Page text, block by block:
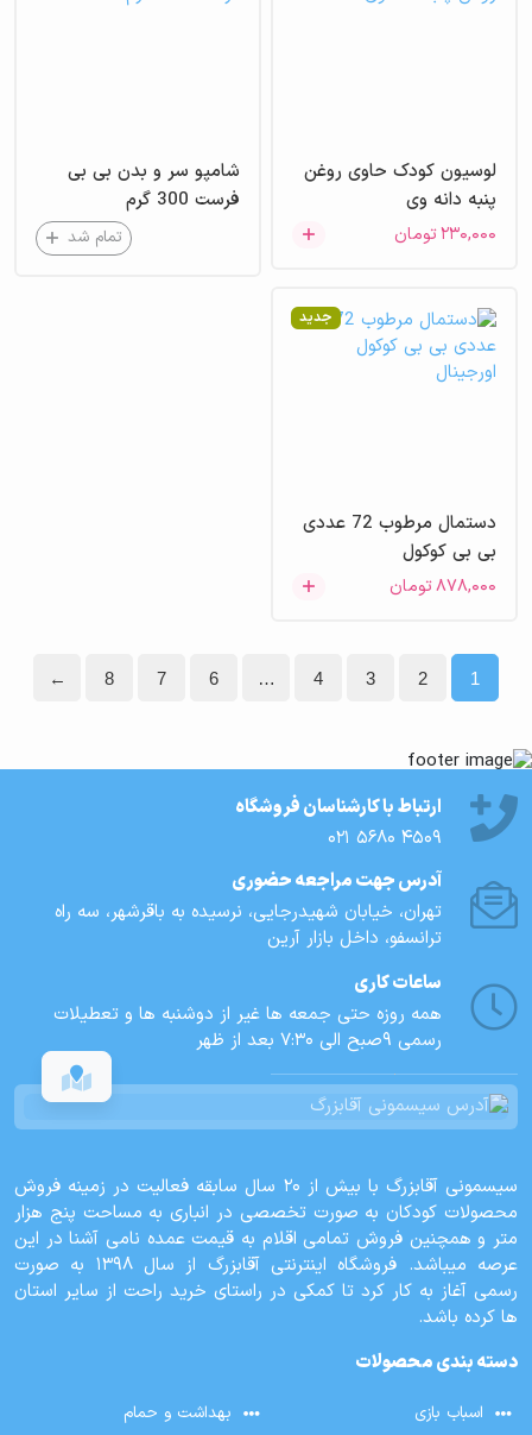
لوسیون کودک حاوی روغن
پنبه دانه وی
۲۳۰,۰۰۰تومان
شامپو سر و بدن بی بی
فرست 300 گرم
تمام شد
جدید
دستمال مرطوب 72 عددی
بی بی کوکول
۸۷۸,۰۰۰تومان
1
2
3
4
…
6
7
8
←
ارتباط با کارشناسان فروشگاه
021 5680 4509
آدرس جهت مراجعه حضوری
تهران، خيابان شهيدرجايى، نرسیده به باقرشهر، سه راه
ترانسفو، داخل بازار آرین
ساعات کاری
همه روزه حتی جمعه ها غیر از دوشنبه ها و تعطیلات
رسمی 9صبح الی 7:30 بعد از ظهر
سیسمونی آقابزرگ با بیش از 20 سال سابقه فعالیت در زمینه فروش
محصولات کودکان به صورت تخصصی در انباری به مساحت پنج هزار
متر و همچنین فروش تمامی اقلام به قیمت عمده نامی آشنا در این
عرصه میباشد. فروشگاه اینترنتی آقابزرگ از سال 1398 به صورت
رسمی آغاز به کار کرد تا کمکی در راستای خرید راحت از سایر استان
ها کرده باشد.
دسته بندی محصولات
اسباب بازی
بهداشت و حمام